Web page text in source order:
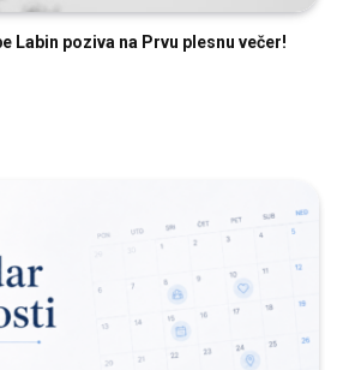
Labin poziva na Prvu plesnu večer!